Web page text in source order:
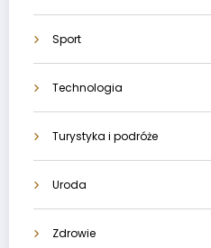
Sport
Technologia
Turystyka i podróże
Uroda
Zdrowie